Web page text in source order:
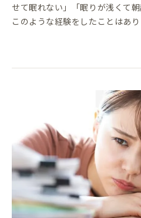
せて眠れない」「眠りが浅くて
このような経験をしたことはあ
睡眠には密接な関係があります